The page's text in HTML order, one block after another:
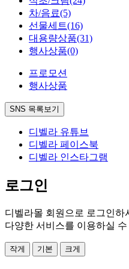
차/음료(5)
선물세트(16)
대용량상품(31)
행사상품(0)
프로모션
행사상품
SNS 목록보기
디벨라 유튜브
디벨라 페이스북
디벨라 인스타그램
로그인
디벨라몰 회원으로 로그인하
다양한 서비스를 이용하실
작게 기본 크게